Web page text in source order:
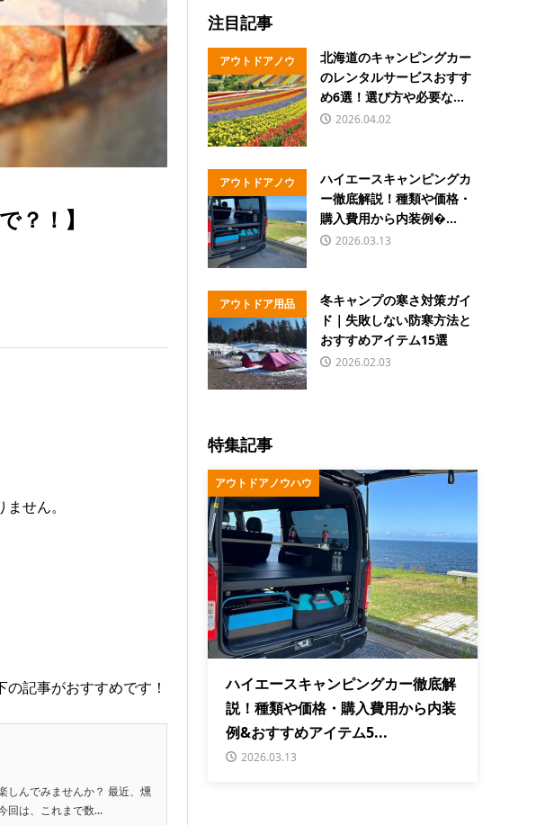
！】
せん。
記事がおすすめです！
しんでみませんか？ 最近、燻
回は、これまで数...
注目記事
アウトドアノウ
ハウ
北海道のキャンピングカー
のレンタルサービスおすす
め6選！選び方や必要な...
2026.04.02
アウトドアノウ
ハウ
ハイエースキャンピングカ
ー徹底解説！種類や価格・
購入費用から内装例�...
2026.03.13
アウトドア用品
冬キャンプの寒さ対策ガイ
ド｜失敗しない防寒方法と
おすすめアイテム15選
2026.02.03
特集記事
アウトドアノウハウ
ハイエースキャンピングカー徹底解
説！種類や価格・購入費用から内装
例&おすすめアイテム5...
2026.03.13